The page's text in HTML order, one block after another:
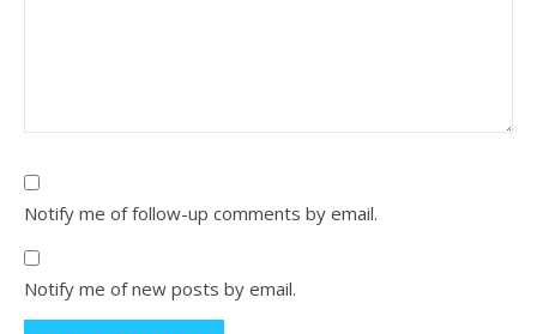
Notify me of follow-up comments by email.
Notify me of new posts by email.